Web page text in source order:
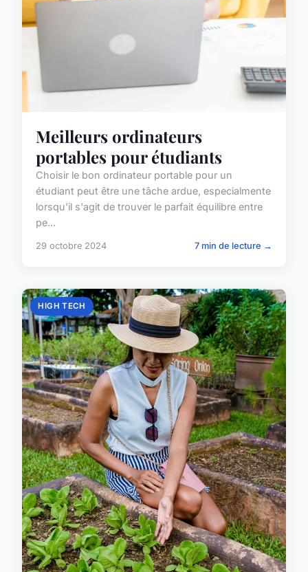
Meilleurs ordinateurs
portables pour étudiants
Choisir le bon ordinateur portable pour un
étudiant peut être une tâche ardue, especialmente
lorsqu'il s'agit de trouver le parfait équilibre entre
pe...
29 octobre 2024 7 min de lecture →
HIGH TECH